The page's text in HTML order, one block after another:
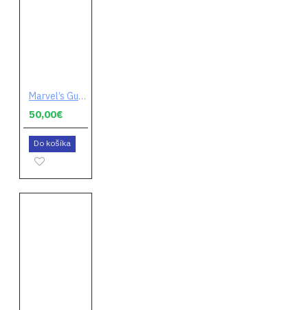
Marvel’s Guardians of the Galaxy (digitálny kód)
50,00€
Do košíka